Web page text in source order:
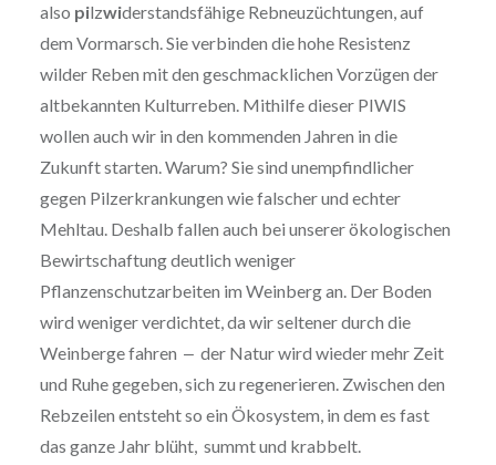
also pilzwiderstandsfähige Rebneuzüchtungen, auf
dem Vormarsch. Sie verbinden die hohe Resistenz
wilder Reben mit den geschmacklichen Vorzügen der
altbekannten Kulturreben. Mithilfe dieser PIWIS
wollen auch wir in den kommenden Jahren in die
Zukunft starten. Warum? Sie sind unempfindlicher
gegen Pilzerkrankungen wie falscher und echter
Mehltau. Deshalb fallen auch bei unserer ökologischen
Bewirtschaftung deutlich weniger
Pflanzenschutzarbeiten im Weinberg an. Der Boden
wird weniger verdichtet, da wir seltener durch die
Weinberge fahren ‒ der Natur wird wieder mehr Zeit
und Ruhe gegeben, sich zu regenerieren. Zwischen den
Rebzeilen entsteht so ein Ökosystem, in dem es fast
das ganze Jahr blüht, summt und krabbelt.